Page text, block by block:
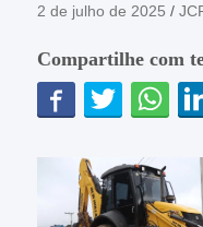
2 de julho de 2025
Compartilhe com